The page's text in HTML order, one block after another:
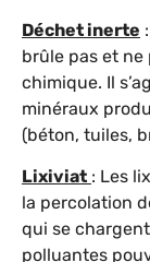
Déchet inerte
brûle pas et
chimique. Il
minéraux
(béton, tuiles,
Lixiviat : Les
la percolation
qui se
polluantes